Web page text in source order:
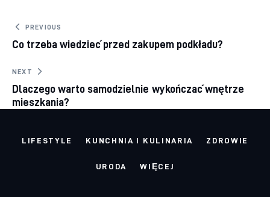
Nawigacja wpisu
PREVIOUS
Co trzeba wiedzieć przed zakupem podkładu?
NEXT
Dlaczego warto samodzielnie wykończać wnętrze
mieszkania?
LIFESTYLE KUNCHNIA I KULINARIA ZDROWIE
URODA WIĘCEJ